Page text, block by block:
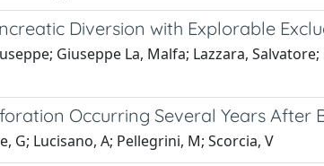
Diversion with Explorable
Giuseppe La, Malfa; Lazzara,
Occurring Several Years After
G; Lucisano, A; Pellegrini, M; Scorcia, V